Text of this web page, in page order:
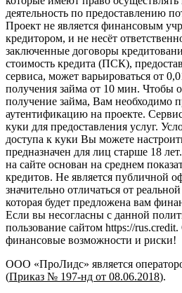
деятельность по предоставлению
Проект не является финансовым
кредитором, и не несёт
заключенные договоры
стоимость кредита (ПСК),
сервиса, может варьироваться от
получения займа от 10 мин. Чтобы
получение займа, Вам необходимо
аутентификацию на проекте.
куки для предоставления услуг.
доступа к куки Вы можете
предназначен для лиц старше 18
на сайте основан на среднем
кредитов. Не является публичной
значительно отличаться от
которая будет предложена вам
Если вы несогласны с данной
пользование сайтом https://
финансовые возможности и риски!
ООО «ПроЛидс» является
(Приказ № 197-нд от 08.06.2018).